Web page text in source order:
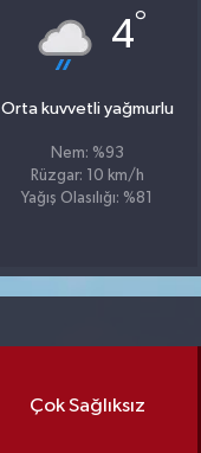
4°
Orta kuvvetli yağmurlu
Nem: %93
Rüzgar: 10 km/h
Yağış Olasılığı: %81
Çok Sağlıksız